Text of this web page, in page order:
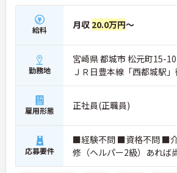
給料 月収 20.0万円～
勤務地
宮崎県 都城市 松元町15-10
ＪＲ日豊本線「西都城駅
雇用形態 正社員(正職員)
応募要件
■経験不問 ■資格不問 ■
修（ヘルパー2級）あれば